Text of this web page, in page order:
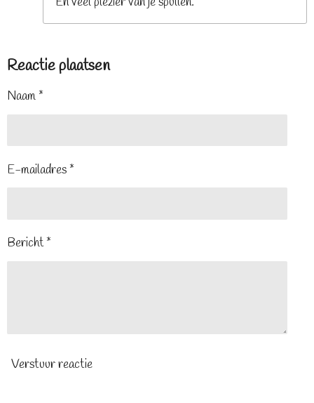
Reactie plaatsen
Naam *
E-mailadres *
Bericht *
Verstuur reactie